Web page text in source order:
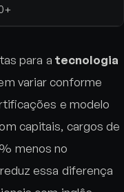
para a tecnologia
variar conforme
e modelo
capitais, cargos de
menos no
essa diferença